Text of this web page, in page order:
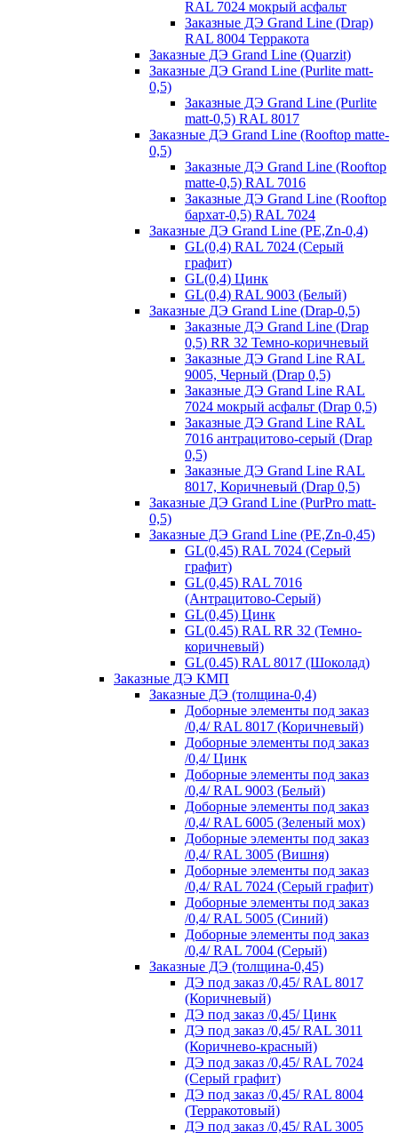
RAL 7024 мокрый асфальт
Заказные ДЭ Grand Line (Drap)
RAL 8004 Терракота
Заказные ДЭ Grand Line (Quarzit)
Заказные ДЭ Grand Line (Purlite matt-
0,5)
Заказные ДЭ Grand Line (Purlite
matt-0,5) RAL 8017
Заказные ДЭ Grand Line (Rooftop matte-
0,5)
Заказные ДЭ Grand Line (Rooftop
matte-0,5) RAL 7016
Заказные ДЭ Grand Line (Rooftop
бархат-0,5) RAL 7024
Заказные ДЭ Grand Line (PE,Zn-0,4)
GL(0,4) RAL 7024 (Серый
графит)
GL(0,4) Цинк
GL(0,4) RAL 9003 (Белый)
Заказные ДЭ Grand Line (Drap-0,5)
Заказные ДЭ Grand Line (Drap
0,5) RR 32 Темно-коричневый
Заказные ДЭ Grand Line RAL
9005, Черный (Drap 0,5)
Заказные ДЭ Grand Line RAL
7024 мокрый асфальт (Drap 0,5)
Заказные ДЭ Grand Line RAL
7016 антрацитово-серый (Drap
0,5)
Заказные ДЭ Grand Line RAL
8017, Коричневый (Drap 0,5)
Заказные ДЭ Grand Line (PurPro matt-
0,5)
Заказные ДЭ Grand Line (PE,Zn-0,45)
GL(0,45) RAL 7024 (Серый
графит)
GL(0,45) RAL 7016
(Антрацитово-Серый)
GL(0,45) Цинк
GL(0.45) RAL RR 32 (Темно-
коричневый)
GL(0.45) RAL 8017 (Шоколад)
Заказные ДЭ КМП
Заказные ДЭ (толщина-0,4)
Доборные элементы под заказ
/0,4/ RAL 8017 (Коричневый)
Доборные элементы под заказ
/0,4/ Цинк
Доборные элементы под заказ
/0,4/ RAL 9003 (Белый)
Доборные элементы под заказ
/0,4/ RAL 6005 (Зеленый мох)
Доборные элементы под заказ
/0,4/ RAL 3005 (Вишня)
Доборные элементы под заказ
/0,4/ RAL 7024 (Серый графит)
Доборные элементы под заказ
/0,4/ RAL 5005 (Синий)
Доборные элементы под заказ
/0,4/ RAL 7004 (Серый)
Заказные ДЭ (толщина-0,45)
ДЭ под заказ /0,45/ RAL 8017
(Коричневый)
ДЭ под заказ /0,45/ Цинк
ДЭ под заказ /0,45/ RAL 3011
(Коричнево-красный)
ДЭ под заказ /0,45/ RAL 7024
(Серый графит)
ДЭ под заказ /0,45/ RAL 8004
(Терракотовый)
ДЭ под заказ /0,45/ RAL 3005